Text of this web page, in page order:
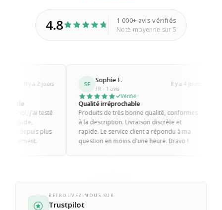
4.8 1 000+ avis vérifiés
Note moyenne sur 5
SF
FR · 1 avis
Il y a 4 jours
Vérifié
Qualité irréprochable
Produits de très bonne qualité, conformes
à la description. Livraison discrète et
rapide. Le service client a répondu à ma
question en moins d'une heure. Bravo !
RM
FR · 4 avis
Produits
mauvaises
ma commande a
sans discussion.
RETROUVEZ-NOUS SUR
Trustpilot